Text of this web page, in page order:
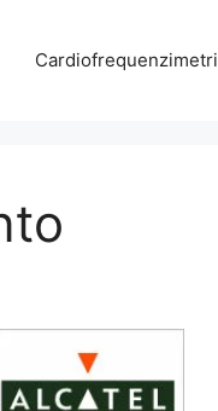
Cardiofrequenzimetri